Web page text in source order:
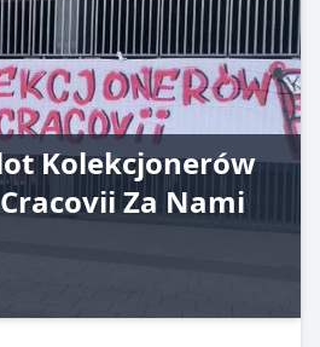
Kolekcjonerów
Za Nami